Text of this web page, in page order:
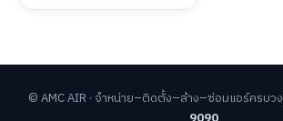
© AMC AIR · จำหน่าย–ติดตั้ง–ล้าง–ซ่อมแอร์ครบวง